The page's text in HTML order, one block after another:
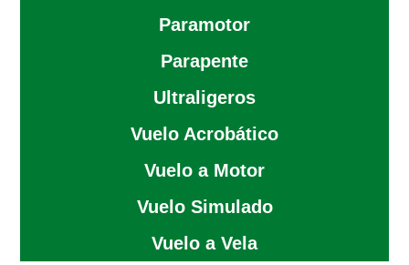
Paramotor
Parapente
Ultraligeros
Vuelo Acrobático
Vuelo a Motor
Vuelo Simulado
Vuelo a Vela